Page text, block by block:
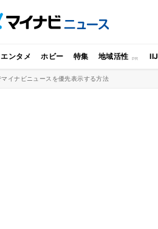
エンタメ ホビー 特集 地域活性 IIJ
イナビニュースを優先表示する方法